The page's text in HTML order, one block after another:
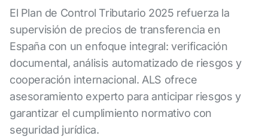
El Plan de Control Tributario 2025 refuerza la
supervisión de precios de transferencia en
España con un enfoque integral: verificación
documental, análisis automatizado de riesgos y
cooperación internacional. ALS ofrece
asesoramiento experto para anticipar riesgos y
garantizar el cumplimiento normativo con
seguridad jurídica.